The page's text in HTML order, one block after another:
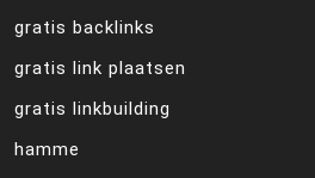
gratis backlinks
gratis link plaatsen
gratis linkbuilding
hamme